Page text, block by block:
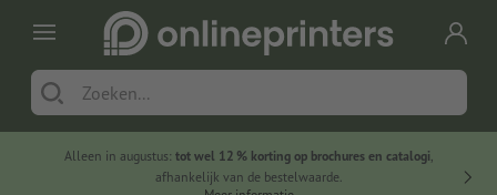
Alleen in augustus: tot wel 12 % korting op brochures en catalogi,
afhankelijk van de bestelwaarde.